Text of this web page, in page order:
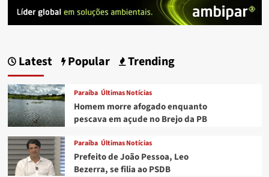
Latest Popular Trending
Paraíba Últimas Notícias
Homem morre afogado enquanto
pescava em açude no Brejo da PB
Paraíba Últimas Notícias
Prefeito de João Pessoa, Leo
Bezerra, se filia ao PSDB